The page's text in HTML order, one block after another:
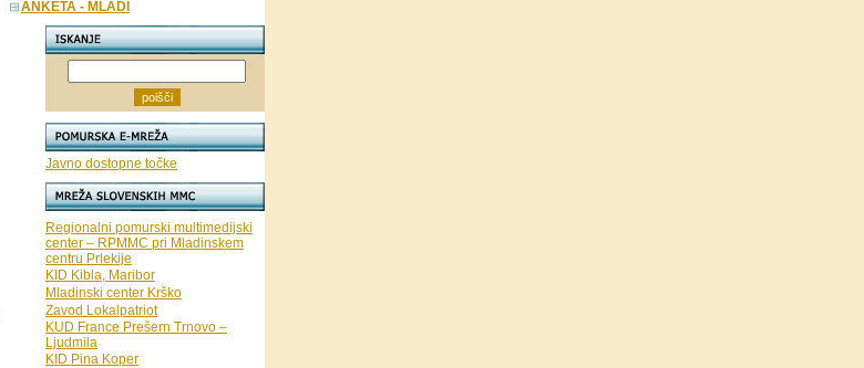
ANKETA - MLADI
Javno dostopne točke
Regionalni pomurski multimedijski
center – RPMMC pri Mladinskem
centru Prlekije
KID Kibla, Maribor
Mladinski center Krško
Zavod Lokalpatriot
KUD France Prešern Trnovo –
Ljudmila
KID Pina Koper